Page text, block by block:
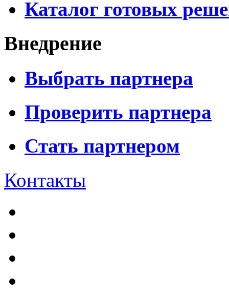
Каталог готовых
Внедрение
Выбрать партнера
Проверить партнера
Стать партнером
Контакты